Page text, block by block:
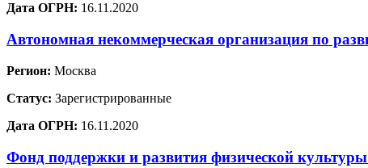
Дата ОГРН: 16.11.2020
Автономная некоммерческая организация по
Регион: Москва
Статус: Зарегистрированные
Дата ОГРН: 16.11.2020
Фонд поддержки и развития физической